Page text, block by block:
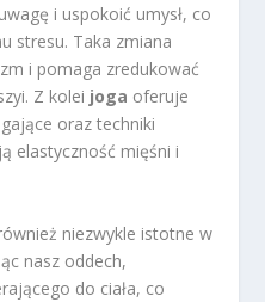
i uspokoić umysł, co
stresu. Taka zmiana
i pomaga zredukować
Z kolei joga oferuje
oraz techniki
elastyczność mięśni i
niezwykle istotne w
nasz oddech,
do ciała, co